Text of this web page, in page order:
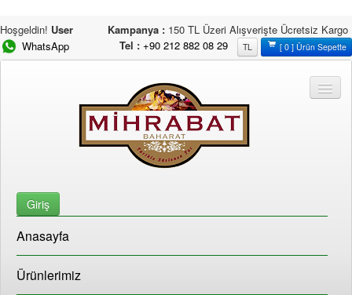
Hoşgeldin! User Kampanya : 150 TL Üzeri Alışverişte Ücretsiz Kargo
Tel : +90 212 882 08 29 TL [ 0 ] Ürün Sepette
WhatsApp
Giriş
Anasayfa
Ürünlerimiz